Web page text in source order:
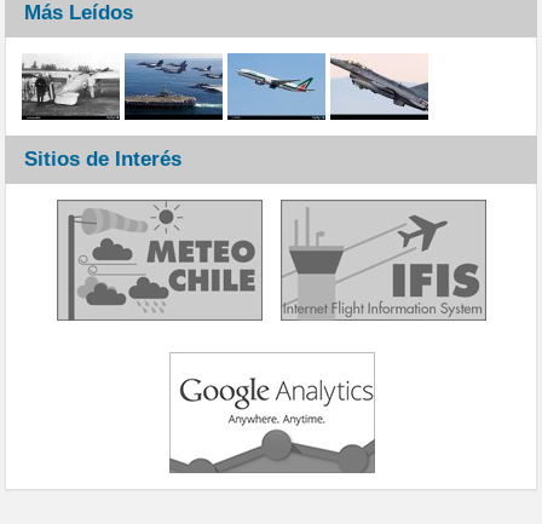
Más Leídos
Sitios de Interés